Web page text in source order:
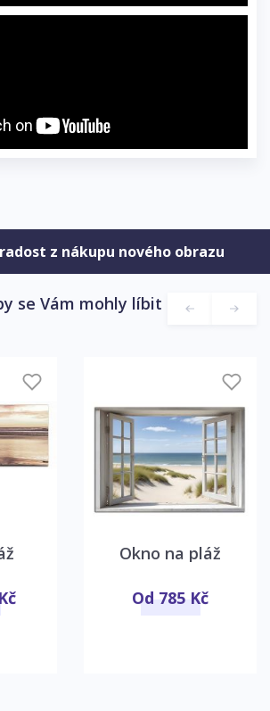
z nákupu nového obrazu
se Vám mohly líbit
Okno na pláž
Od 785 Kč